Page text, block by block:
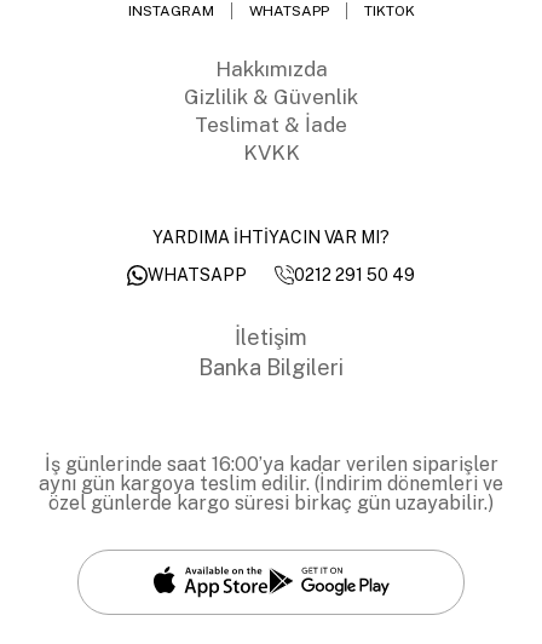
INSTAGRAM WHATSAPP TIKTOK
Hakkımızda
Gizlilik & Güvenlik
Teslimat & İade
KVKK
YARDIMA İHTİYACIN VAR MI?
WHATSAPP
0212 291 50 49
İletişim
Banka Bilgileri
İş günlerinde saat 16:00’ya kadar verilen siparişler
aynı gün kargoya teslim edilir. (İndirim dönemleri ve
özel günlerde kargo süresi birkaç gün uzayabilir.)